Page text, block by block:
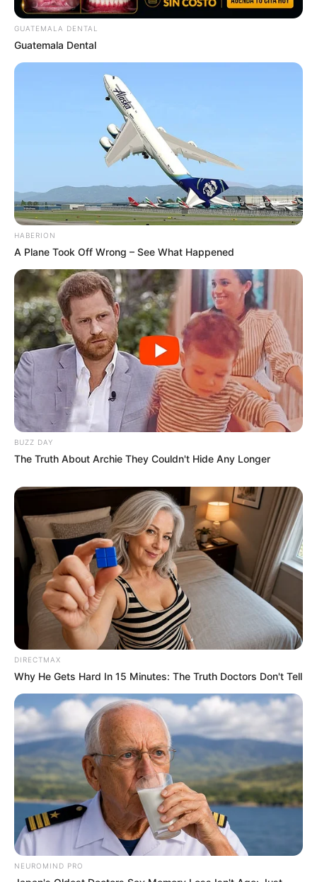
Participe do nosso grupo do
WhatsApp!
Fique informado em tempo real sobre as principais
notícias de Paraguaçu Paulista e região
Clique aqui para entrar no grupo
GUATEMALA DENTAL
Guatemala Dental
HABERION
A Plane Took Off Wrong – See What Happened
BUZZ DAY
The Truth About Archie They Couldn't Hide Any Longer
DIRECTMAX
Why He Gets Hard In 15 Minutes: The Truth Doctors Don't Tell
NEUROMIND PRO